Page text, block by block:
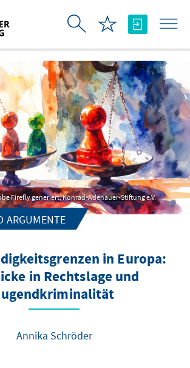
Firefly generiert, Konrad-Adenauer-Stiftung e.V.
ARGUMENTE
in Europa:
in Rechtslage und
Annika Schröder